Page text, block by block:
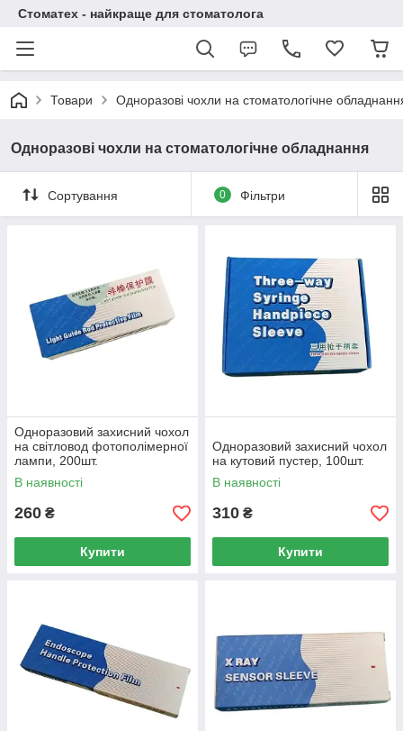
Стоматех - найкраще для стоматолога
Товари Одноразові чохли на стоматологічне
Одноразові чохли на стоматологічне обладнання
Сортування 0 Фільтри
Одноразовий захисний чохол
на світловод фотополімерної
лампи, 200шт.
В наявності
260 ₴
Купити
Одноразовий захисний чохол
на кутовий пустер, 100шт.
В наявності
310 ₴
Купити